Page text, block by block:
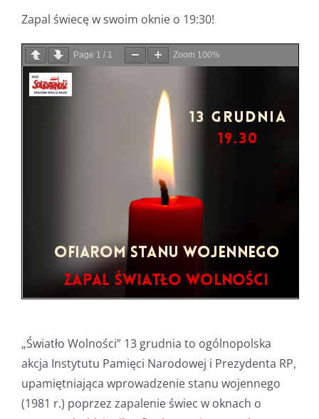
Zapal świecę w swoim oknie o 19:30!
Page 1 / 1 Zoom 100%
„Światło Wolności” 13 grudnia to ogólnopolska
akcja Instytutu Pamięci Narodowej i Prezydenta RP,
upamiętniająca wprowadzenie stanu wojennego
(1981 r.) poprzez zapalenie świec w oknach o